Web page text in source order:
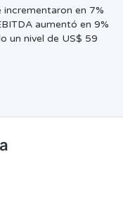
en 7%
aumentó en 9%
un nivel de US$ 59